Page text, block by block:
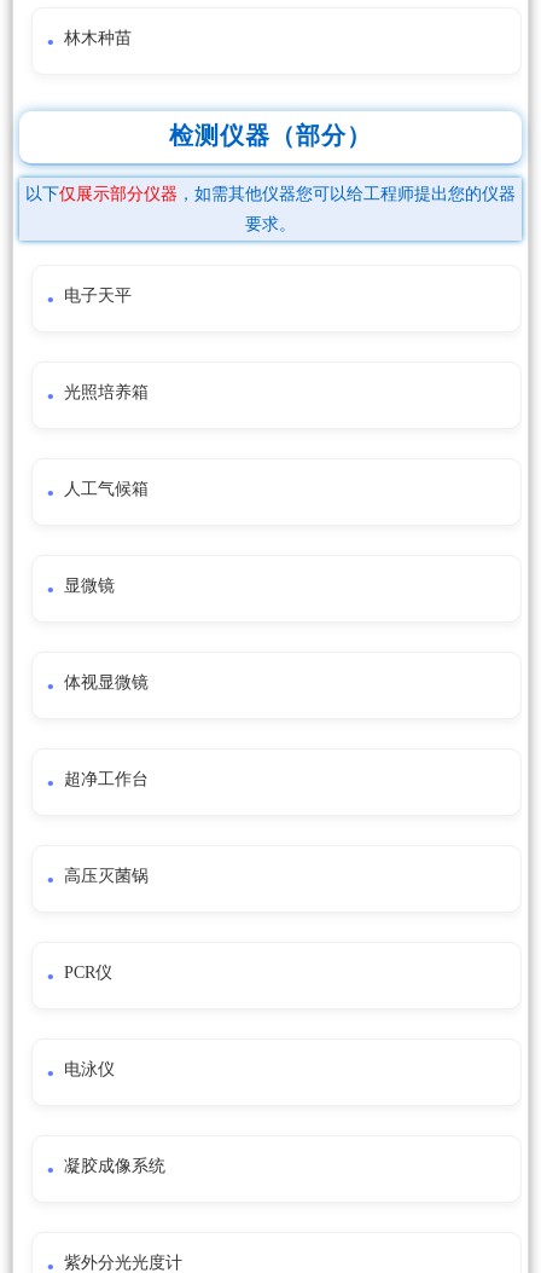
林木种苗
检测仪器（部分）
以下仅展示部分仪器 ，如需其他仪器您可以给工程师提出您的仪器
要求。
电子天平
光照培养箱
人工气候箱
显微镜
体视显微镜
超净工作台
高压灭菌锅
PCR仪
电泳仪
凝胶成像系统
紫外分光光度计